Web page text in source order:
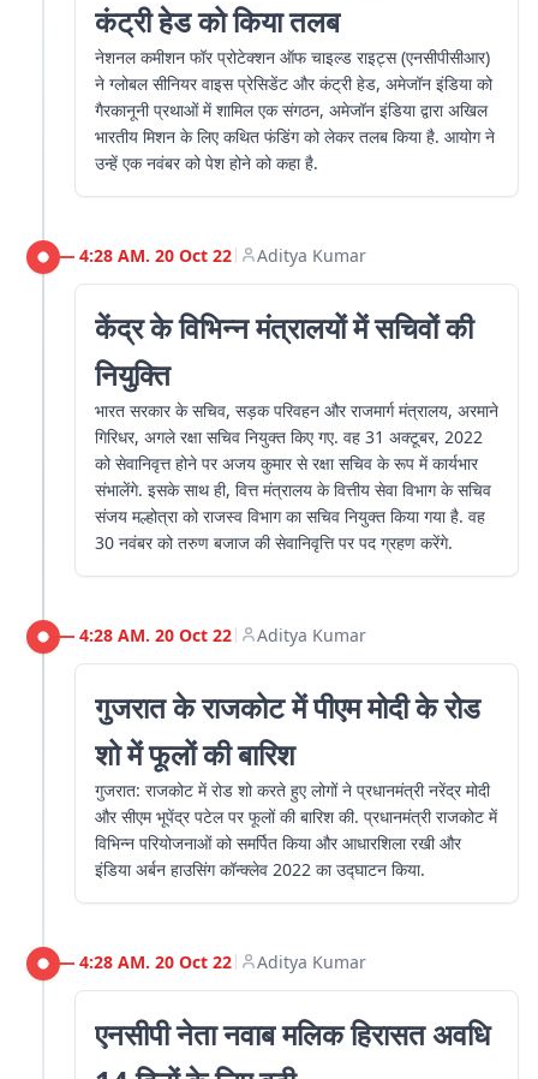
कंट्री हेड को किया तलब
नेशनल कमीशन फॉर प्रोटेक्शन ऑफ चाइल्ड राइट्स (एनसीपीसीआर)
ने ग्लोबल सीनियर वाइस प्रेसिडेंट और कंट्री हेड, अमेजॉन इंडिया को
गैरकानूनी प्रथाओं में शामिल एक संगठन, अमेजॉन इंडिया द्वारा अखिल
भारतीय मिशन के लिए कथित फंडिंग को लेकर तलब किया है. आयोग ने
उन्हें एक नवंबर को पेश होने को कहा है.
4:28 AM. 20 Oct 22| Aditya Kumar
केंद्र के विभिन्न मंत्रालयों में सचिवों की
नियुक्ति
भारत सरकार के सचिव, सड़क परिवहन और राजमार्ग मंत्रालय, अरमाने
गिरिधर, अगले रक्षा सचिव नियुक्त किए गए. वह 31 अक्टूबर, 2022
को सेवानिवृत्त होने पर अजय कुमार से रक्षा सचिव के रूप में कार्यभार
संभालेंगे. इसके साथ ही, वित्त मंत्रालय के वित्तीय सेवा विभाग के सचिव
संजय मल्होत्रा को राजस्व विभाग का सचिव नियुक्त किया गया है. वह
30 नवंबर को तरुण बजाज की सेवानिवृत्ति पर पद ग्रहण करेंगे.
4:28 AM. 20 Oct 22| Aditya Kumar
गुजरात के राजकोट में पीएम मोदी के रोड
शो में फूलों की बारिश
गुजरात: राजकोट में रोड शो करते हुए लोगों ने प्रधानमंत्री नरेंद्र मोदी
और सीएम भूपेंद्र पटेल पर फूलों की बारिश की. प्रधानमंत्री राजकोट में
विभिन्न परियोजनाओं को समर्पित किया और आधारशिला रखी और
इंडिया अर्बन हाउसिंग कॉन्क्लेव 2022 का उद्घाटन किया.
4:28 AM. 20 Oct 22| Aditya Kumar
एनसीपी नेता नवाब मलिक हिरासत अवधि